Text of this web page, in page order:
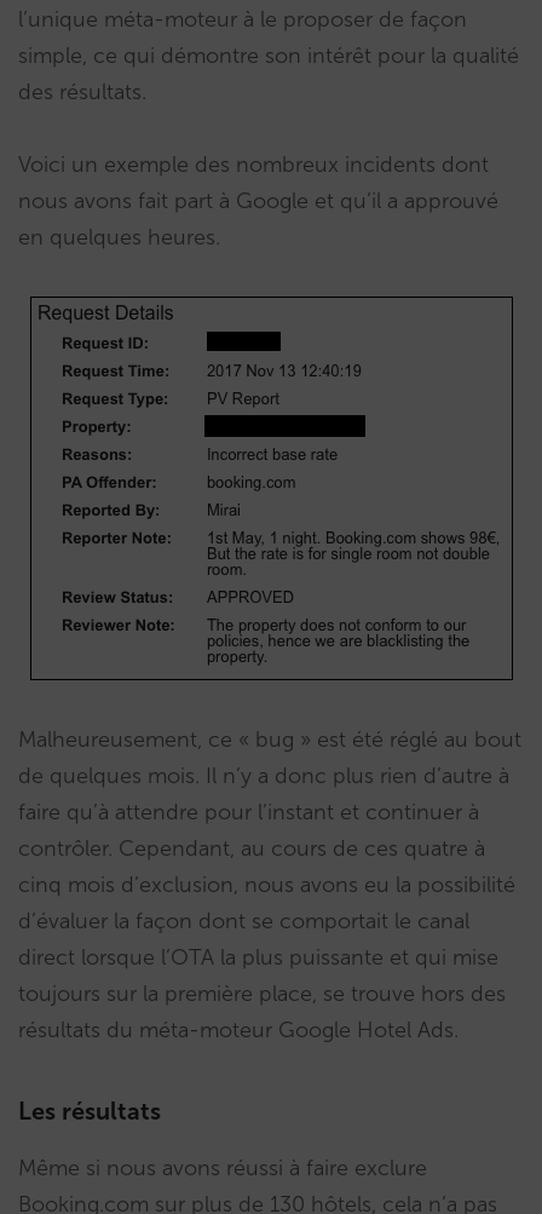
l’unique méta-moteur à le proposer de façon
simple, ce qui démontre son intérêt pour la qualité
des résultats.
Voici un exemple des nombreux incidents dont
nous avons fait part à Google et qu’il a approuvé
en quelques heures.
Malheureusement, ce « bug » est été réglé au bout
de quelques mois. Il n’y a donc plus rien d’autre à
faire qu’à attendre pour l’instant et continuer à
contrôler. Cependant, au cours de ces quatre à
cinq mois d’exclusion, nous avons eu la possibilité
d’évaluer la façon dont se comportait le canal
direct lorsque l’OTA la plus puissante et qui mise
toujours sur la première place, se trouve hors des
résultats du méta-moteur Google Hotel Ads.
Les résultats
Même si nous avons réussi à faire exclure
Booking.com sur plus de 130 hôtels, cela n’a pas